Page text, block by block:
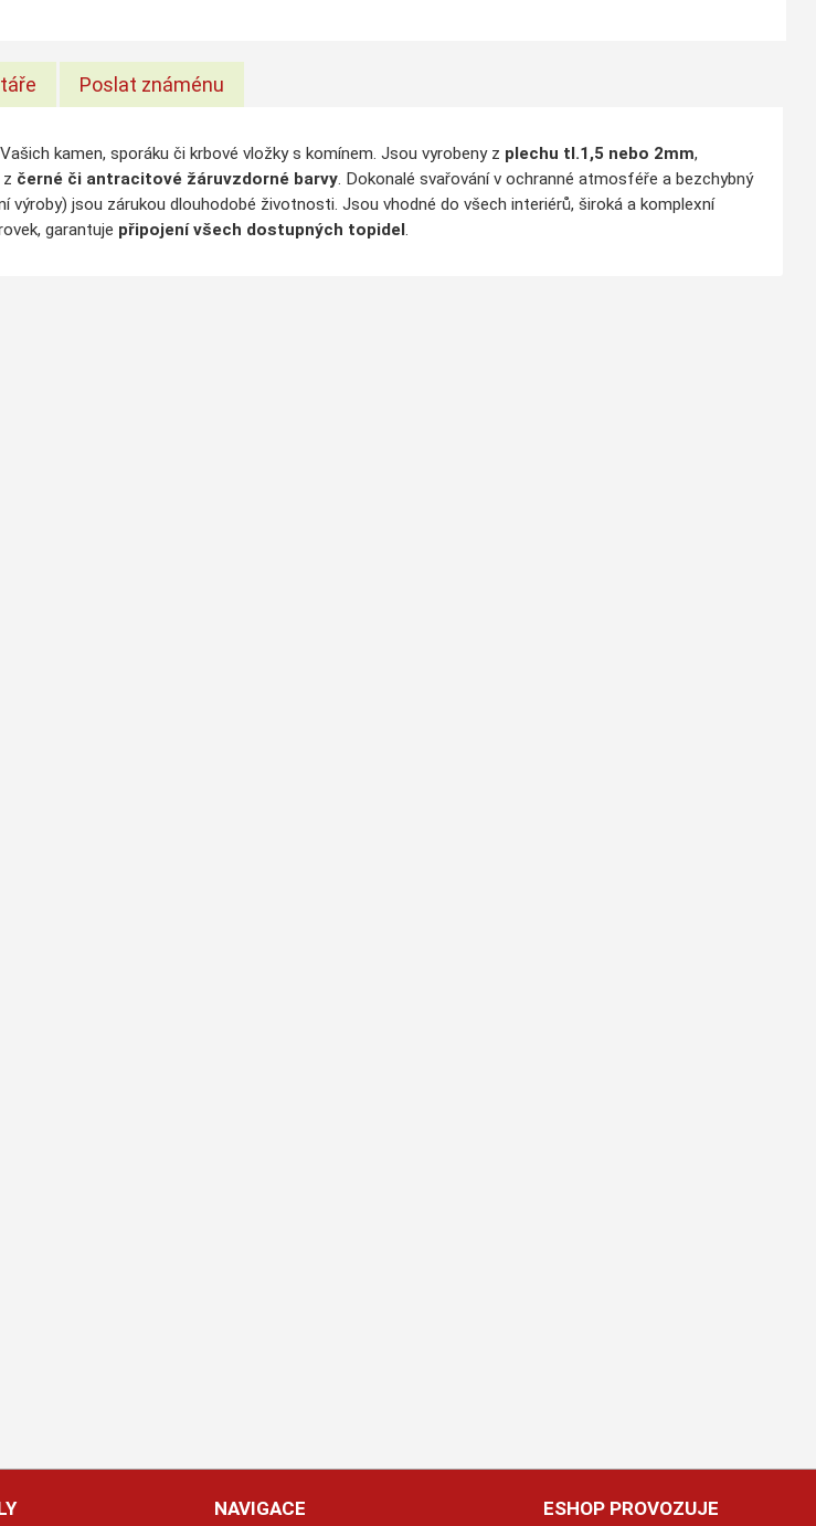
Poslat známénu
kamen, sporáku či krbové vložky s komínem. Jsou vyrobeny z plechu tl.1,5 nebo 2mm,
černé či antracitové žáruvzdorné barvy. Dokonalé svařování v ochranné atmosféře a bezchybný
výroby) jsou zárukou dlouhodobé životnosti. Jsou vhodné do všech interiérů, široká a komplexní
garantuje připojení všech dostupných topidel.
NAVIGACE ESHOP PROVOZUJE